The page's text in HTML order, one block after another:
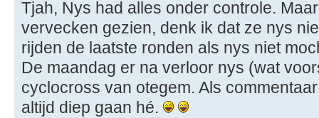
Tjah, Nys had alles onder controle.
vervecken gezien, denk ik dat ze nys
rijden de laatste ronden als nys niet
De maandag er na verloor nys (wat
cyclocross van otegem. Als
altijd diep gaan hé.